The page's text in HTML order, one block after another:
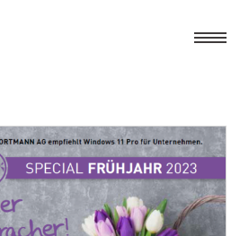
Leistungen
Aktuelles